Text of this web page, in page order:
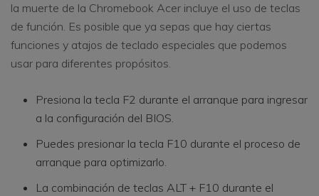
la muerte de la Chromebook Acer incluye el uso de teclas
de función. Es posible que ya sepas que hay ciertas
funciones y atajos de teclado especiales que podemos
usar para diferentes propósitos.
Presiona la tecla F2 durante el arranque para ingresar
a la configuración del BIOS.
Puedes presionar la tecla F10 durante el proceso de
arranque para optimizarlo.
La combinación de teclas ALT + F10 durante el